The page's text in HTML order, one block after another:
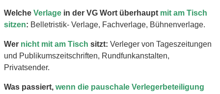
Welche Verlage in der VG Wort überhaupt mit am Tisch
sitzen: Belletristik- Verlage, Fachverlage, Bühnenverlage.
Wer nicht mit am Tisch sitzt: Verleger von Tageszeitungen
und Publikumszeitschriften, Rundfunkanstalten,
Privatsender.
Was passiert, wenn die pauschale Verlegerbeteiligung